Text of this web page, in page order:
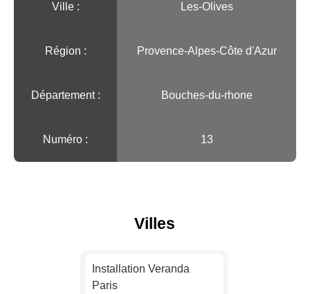
Ville :️ Les-Olives
Région :️ Provence-Alpes-Côte d'Azur
Département : Bouches-du-rhone
Numéro : 13
Villes
Installation Veranda
Paris